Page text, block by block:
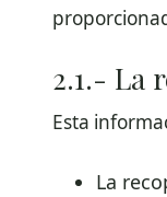
2.1.- La
Esta
La